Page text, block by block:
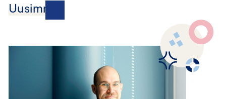
Uusimmat